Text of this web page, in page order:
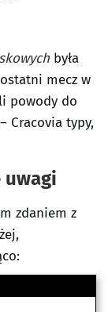
była
mecz w
powody do
Cracovia typy,
uwagi
zdaniem z